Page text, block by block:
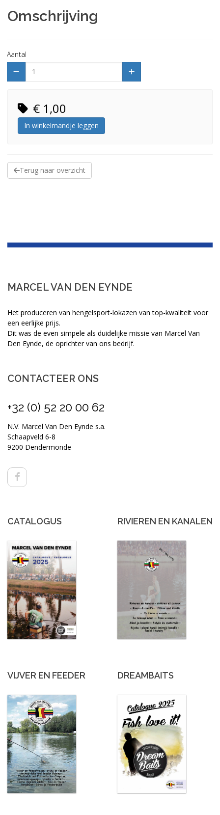
Omschrijving
Aantal
€ 1,00
In winkelmandje leggen
Terug naar overzicht
MARCEL VAN DEN EYNDE
Het produceren van hengelsport-lokazen van top-kwaliteit voor
een eerlijke prijs.
Dit was de even simpele als duidelijke missie van Marcel Van
Den Eynde, de oprichter van ons bedrijf.
CONTACTEER ONS
+32 (0) 52 20 00 62
N.V. Marcel Van Den Eynde s.a.
Schaapveld 6-8
9200 Dendermonde
CATALOGUS RIVIEREN EN KANALEN
VIJVER EN FEEDER DREAMBAITS